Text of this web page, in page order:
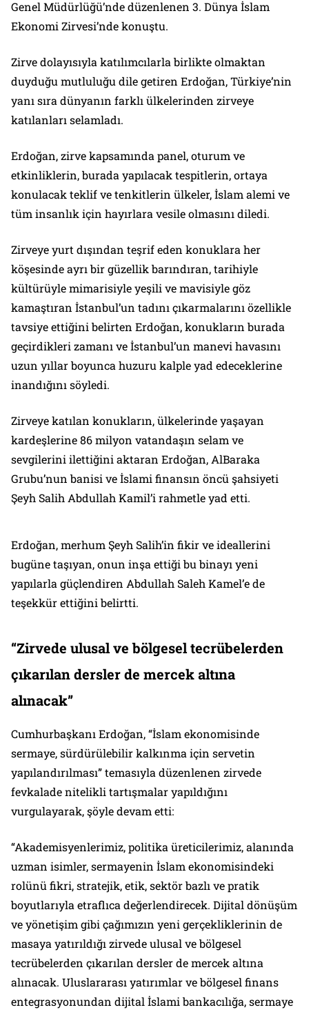
Genel Müdürlüğü’nde düzenlenen 3. Dünya İslam
Ekonomi Zirvesi’nde konuştu.
Zirve dolayısıyla katılımcılarla birlikte olmaktan
duyduğu mutluluğu dile getiren Erdoğan, Türkiye’nin
yanı sıra dünyanın farklı ülkelerinden zirveye
katılanları selamladı.
Erdoğan, zirve kapsamında panel, oturum ve
etkinliklerin, burada yapılacak tespitlerin, ortaya
konulacak teklif ve tenkitlerin ülkeler, İslam alemi ve
tüm insanlık için hayırlara vesile olmasını diledi.
Zirveye yurt dışından teşrif eden konuklara her
köşesinde ayrı bir güzellik barındıran, tarihiyle
kültürüyle mimarisiyle yeşili ve mavisiyle göz
kamaştıran İstanbul’un tadını çıkarmalarını özellikle
tavsiye ettiğini belirten Erdoğan, konukların burada
geçirdikleri zamanı ve İstanbul’un manevi havasını
uzun yıllar boyunca huzuru kalple yad edeceklerine
inandığını söyledi.
Zirveye katılan konukların, ülkelerinde yaşayan
kardeşlerine 86 milyon vatandaşın selam ve
sevgilerini ilettiğini aktaran Erdoğan, AlBaraka
Grubu’nun banisi ve İslami finansın öncü şahsiyeti
Şeyh Salih Abdullah Kamil’i rahmetle yad etti.
Erdoğan, merhum Şeyh Salih’in fikir ve ideallerini
bugüne taşıyan, onun inşa ettiği bu binayı yeni
yapılarla güçlendiren Abdullah Saleh Kamel’e de
teşekkür ettiğini belirtti.
“Zirvede ulusal ve bölgesel tecrübelerden
çıkarılan dersler de mercek altına
alınacak”
Cumhurbaşkanı Erdoğan, “İslam ekonomisinde
sermaye, sürdürülebilir kalkınma için servetin
yapılandırılması” temasıyla düzenlenen zirvede
fevkalade nitelikli tartışmalar yapıldığını
vurgulayarak, şöyle devam etti:
“Akademisyenlerimiz, politika üreticilerimiz, alanında
uzman isimler, sermayenin İslam ekonomisindeki
rolünü fikri, stratejik, etik, sektör bazlı ve pratik
boyutlarıyla etraflıca değerlendirecek. Dijital dönüşüm
ve yönetişim gibi çağımızın yeni gerçekliklerinin de
masaya yatırıldığı zirvede ulusal ve bölgesel
tecrübelerden çıkarılan dersler de mercek altına
alınacak. Uluslararası yatırımlar ve bölgesel finans
entegrasyonundan dijital İslami bankacılığa, sermaye